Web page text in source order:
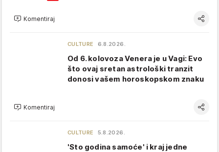
Komentiraj
CULTURE 6.8.2026.
Od 6. kolovoza Venera je u Vagi: Evo
što ovaj sretan astrološki tranzit
donosi vašem horoskopskom znaku
Komentiraj
CULTURE 5.8.2026.
'Sto godina samoće' i kraj jedne